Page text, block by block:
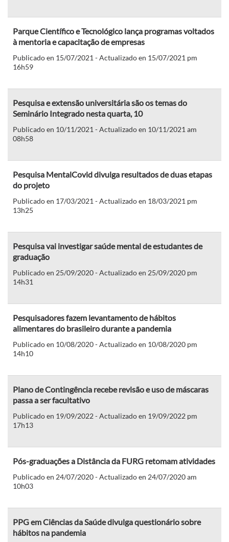
Parque Científico e Tecnológico lança programas voltados
à mentoria e capacitação de empresas
Publicado en 15/07/2021 - Actualizado en 15/07/2021 pm
16h59
Pesquisa e extensão universitária são os temas do
Seminário Integrado nesta quarta, 10
Publicado en 10/11/2021 - Actualizado en 10/11/2021 am
08h58
Pesquisa MentalCovid divulga resultados de duas etapas
do projeto
Publicado en 17/03/2021 - Actualizado en 18/03/2021 pm
13h25
Pesquisa vai investigar saúde mental de estudantes de
graduação
Publicado en 25/09/2020 - Actualizado en 25/09/2020 pm
14h31
Pesquisadores fazem levantamento de hábitos
alimentares do brasileiro durante a pandemia
Publicado en 10/08/2020 - Actualizado en 10/08/2020 pm
14h10
Plano de Contingência recebe revisão e uso de máscaras
passa a ser facultativo
Publicado en 19/09/2022 - Actualizado en 19/09/2022 pm
17h13
Pós-graduações a Distância da FURG retomam atividades
Publicado en 24/07/2020 - Actualizado en 24/07/2020 am
10h03
PPG em Ciências da Saúde divulga questionário sobre
hábitos na pandemia